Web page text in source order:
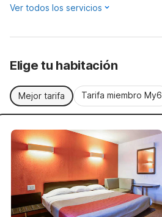
Ver todos los servicios
Elige tu habitación
Mejor tarifa Tarifa miembro My6